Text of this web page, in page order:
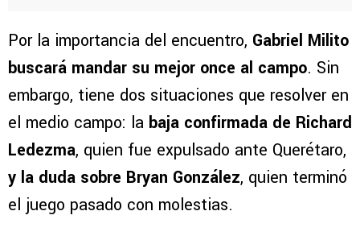
Por la importancia del encuentro, Gabriel Milito
buscará mandar su mejor once al campo. Sin
embargo, tiene dos situaciones que resolver en
el medio campo: la baja confirmada de Richard
Ledezma, quien fue expulsado ante Querétaro,
y la duda sobre Bryan González, quien terminó
el juego pasado con molestias.